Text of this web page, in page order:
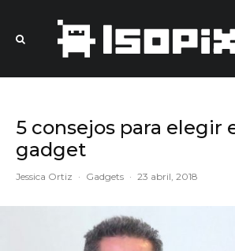
5 consejos para elegir
gadget
Jessica Ortiz · Gadgets · 23 abril, 2018